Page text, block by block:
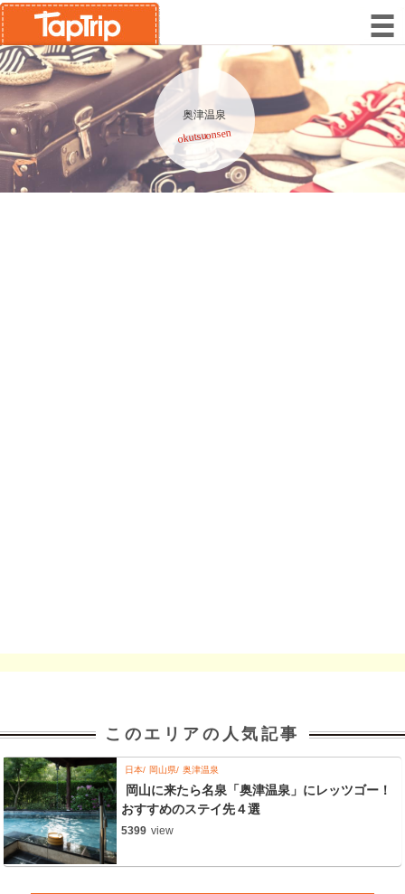
奥津温泉
okutsuonsen
このエリアの人気記事
日本 岡山県 奥津温泉
岡山に来たら名泉「奥津温泉」にレッツゴー！
おすすめのステイ先４選
5399 view